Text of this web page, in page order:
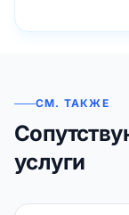
СМ. ТАКЖЕ
услуги